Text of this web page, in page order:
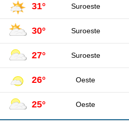
31° Suroeste
30° Suroeste
27° Suroeste
26° Oeste
25° Oeste